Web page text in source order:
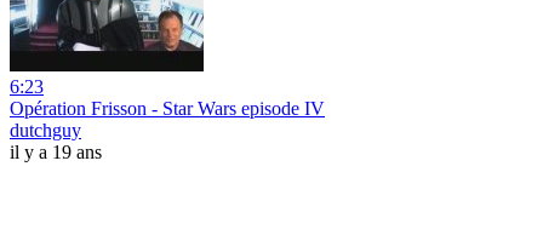
6:23
Opération Frisson - Star Wars episode IV
dutchguy
il y a 19 ans